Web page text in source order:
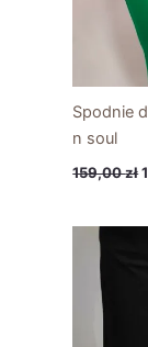
Spodnie
n soul
159,00zł